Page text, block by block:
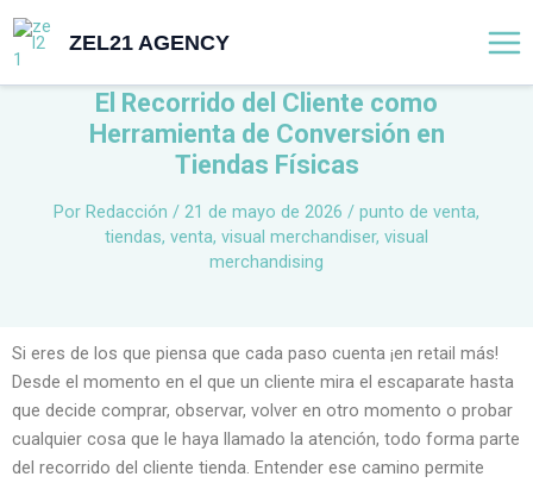
contenido
ZEL21 AGENCY
El Recorrido del Cliente como
Herramienta de Conversión en
Tiendas Físicas
Por Redacción / 21 de mayo de 2026 / punto de venta,
tiendas, venta, visual merchandiser, visual
merchandising
Si eres de los que piensa que cada paso cuenta ¡en retail más!
Desde el momento en el que un cliente mira el escaparate hasta
que decide comprar, observar, volver en otro momento o probar
cualquier cosa que le haya llamado la atención, todo forma parte
del recorrido del cliente tienda . Entender ese camino permite